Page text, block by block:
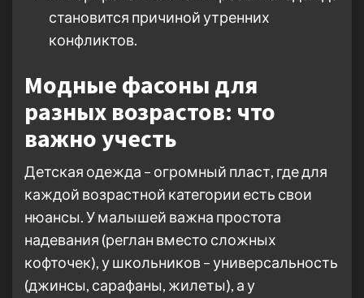
становится причиной утренних
конфликтов.
Модные фасоны для
разных возрастов: что
важно учесть
Детская одежда – огромный пласт, где для
каждой возрастной категории есть свои
нюансы. У малышей важна простота
надевания (реглан вместо сложных
кофточек), у школьников – универсальность
(джинсы, сарафаны, жилеты), а у